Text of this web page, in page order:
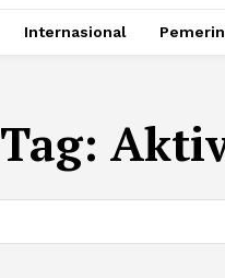
Internasional
Tag: